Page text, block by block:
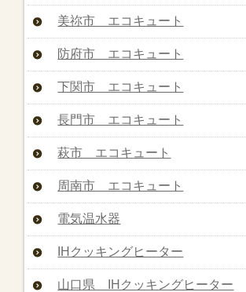
美祢市 エコキュート
防府市 エコキュート
下関市 エコキュート
長門市 エコキュート
萩市 エコキュート
周南市 エコキュート
電気温水器
IHクッキングヒーター
山口県 IHクッキングヒーター